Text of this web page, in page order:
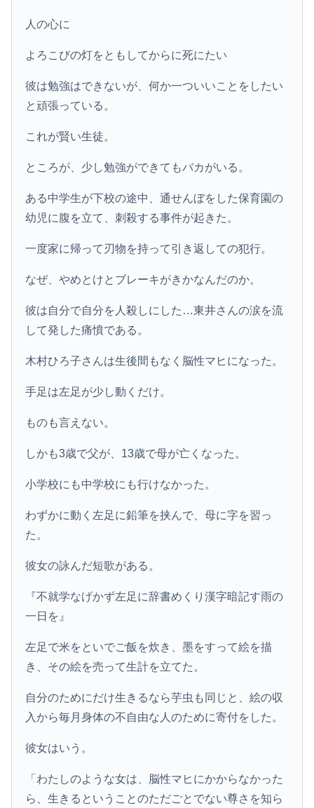
人の心に
よろこびの灯をともしてからに死にたい
彼は勉強はできないが、何か一ついいことをしたい
と頑張っている。
これが賢い生徒。
ところが、少し勉強ができてもバカがいる。
ある中学生が下校の途中、通せんぼをした保育園の
幼児に腹を立て、刺殺する事件が起きた。
一度家に帰って刃物を持って引き返しての犯行。
なぜ、やめとけとブレーキがきかなんだのか。
彼は自分で自分を人殺しにした…東井さんの涙を流
して発した痛憤である。
木村ひろ子さんは生後間もなく脳性マヒになった。
手足は左足が少し動くだけ。
ものも言えない。
しかも3歳で父が、13歳で母が亡くなった。
小学校にも中学校にも行けなかった。
わずかに動く左足に鉛筆を挟んで、母に字を習っ
た。
彼女の詠んだ短歌がある。
『不就学なげかず左足に辞書めくり漢字暗記す雨の
一日を』
左足で米をといでご飯を炊き、墨をすって絵を描
き、その絵を売って生計を立てた。
自分のためにだけ生きるなら芋虫も同じと、絵の収
入から毎月身体の不自由な人のために寄付をした。
彼女はいう。
「わたしのような女は、脳性マヒにかからなかった
ら、生きるということのただごとでない尊さを知ら